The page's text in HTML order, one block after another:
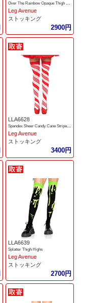
Over The Rainbow Opaque Thigh Highs
Leg Avenue
ストッキング
2900円
LLA6628
Spandex Sheer Candy Cane Striped Thigh Highs
Leg Avenue
ストッキング
3400円
LLA6639
Splatter Thigh Highs
Leg Avenue
ストッキング
2700円